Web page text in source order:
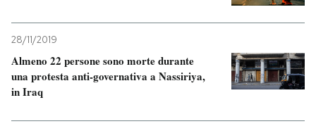
28/11/2019
Almeno 22 persone sono morte durante
una protesta anti-governativa a Nassiriya,
in Iraq